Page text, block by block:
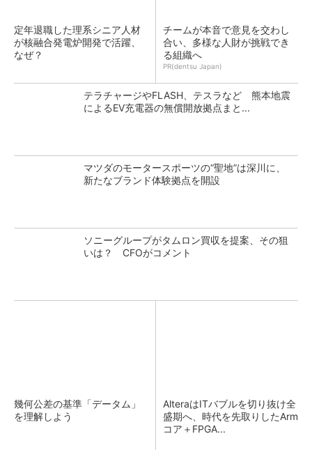
定年退職した理系シニア人材
が核融合発電炉開発で活躍、
なぜ？
チームが本音で意見を交わし
合い、多様な人財が挑戦でき
る組織へ
PR(dentsu Japan)
テラチャージやFLASH、テスラなど 熊本地震
によるEV充電器の無償開放拠点まと...
マツダのモータースポーツの“聖地”は深川に、
新たなブランド体験拠点を開設
ソニーグループがタムロン買収を提案、その狙
いは？ CFOがコメント
幾何公差の基準「データム」
を理解しよう
AlteraはITバブルを切り抜け全
盛期へ、時代を先取りしたArm
コア＋FPGA...